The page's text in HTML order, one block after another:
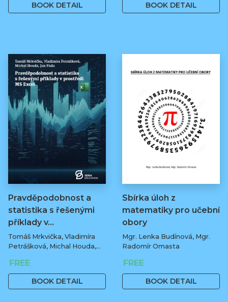
BOOK DETAIL BOOK DETAIL
Pravděpodobnost a
statistika s řešenými
příklady v…
Tomáš Mrkvička, Vladimíra
Petrášková, Michal Houda,
FREE
BOOK DETAIL
Sbírka úloh z
matematiky pro učební
obory
Mgr. Lenka Budínová, Mgr.
Radomír Omasta
FREE
BOOK DETAIL